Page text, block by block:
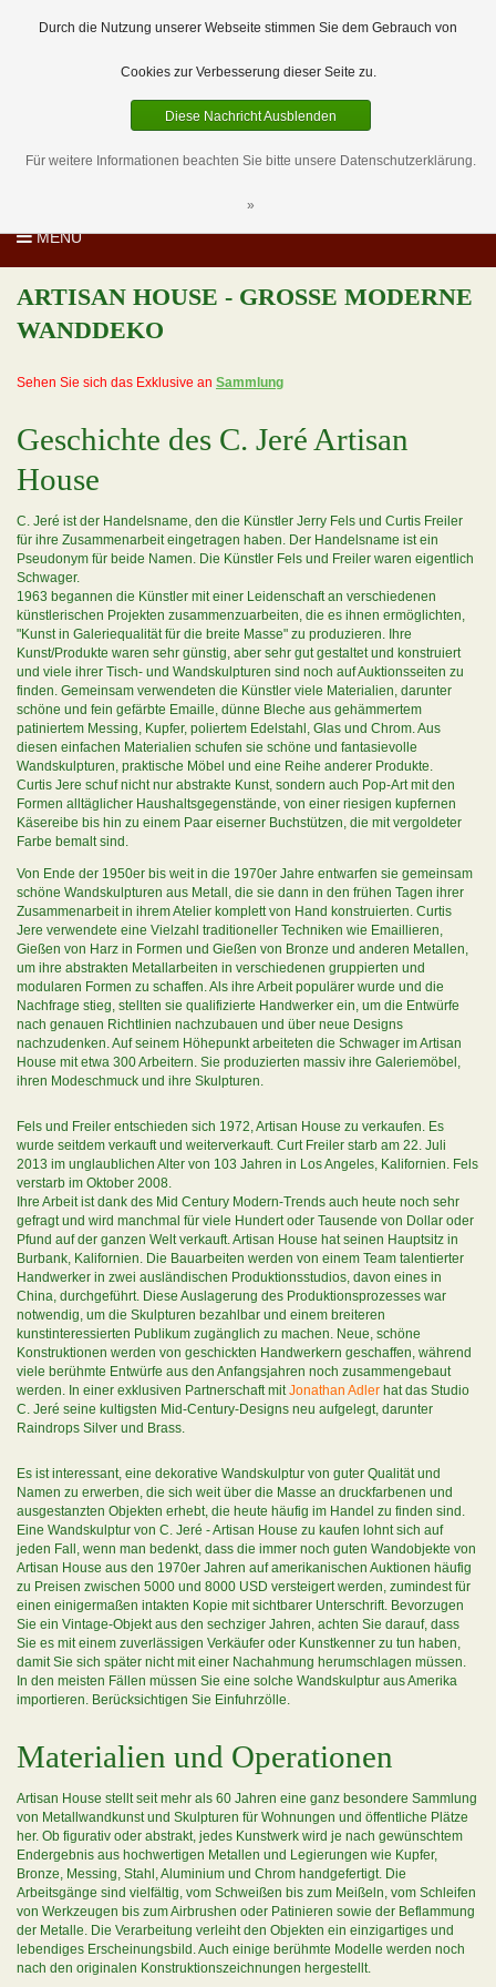
0 Artikel
DE
EUR
MENU
ARTISAN HOUSE - GROSSE MODERNE
WANDDEKO
Sehen Sie sich das Exklusive an Sammlung
Geschichte des C. Jeré Artisan
House
C. Jeré ist der Handelsname, den die Künstler Jerry Fels und Curtis Freiler
für ihre Zusammenarbeit eingetragen haben. Der Handelsname ist ein
Pseudonym für beide Namen. Die Künstler Fels und Freiler waren eigentlich
Schwager.
1963 begannen die Künstler mit einer Leidenschaft an verschiedenen
künstlerischen Projekten zusammenzuarbeiten, die es ihnen ermöglichten,
"Kunst in Galeriequalität für die breite Masse" zu produzieren. Ihre
Kunst/Produkte waren sehr günstig, aber sehr gut gestaltet und konstruiert
und viele ihrer Tisch- und Wandskulpturen sind noch auf Auktionsseiten zu
finden. Gemeinsam verwendeten die Künstler viele Materialien, darunter
schöne und fein gefärbte Emaille, dünne Bleche aus gehämmertem
patiniertem Messing, Kupfer, poliertem Edelstahl, Glas und Chrom. Aus
diesen einfachen Materialien schufen sie schöne und fantasievolle
Wandskulpturen, praktische Möbel und eine Reihe anderer Produkte.
Curtis Jere schuf nicht nur abstrakte Kunst, sondern auch Pop-Art mit den
Formen alltäglicher Haushaltsgegenstände, von einer riesigen kupfernen
Käsereibe bis hin zu einem Paar eiserner Buchstützen, die mit vergoldeter
Farbe bemalt sind.
Von Ende der 1950er bis weit in die 1970er Jahre entwarfen sie gemeinsam
schöne Wandskulpturen aus Metall, die sie dann in den frühen Tagen ihrer
Zusammenarbeit in ihrem Atelier komplett von Hand konstruierten. Curtis
Jere verwendete eine Vielzahl traditioneller Techniken wie Emaillieren,
Gießen von Harz in Formen und Gießen von Bronze und anderen Metallen,
um ihre abstrakten Metallarbeiten in verschiedenen gruppierten und
modularen Formen zu schaffen. Als ihre Arbeit populärer wurde und die
Nachfrage stieg, stellten sie qualifizierte Handwerker ein, um die Entwürfe
nach genauen Richtlinien nachzubauen und über neue Designs
nachzudenken. Auf seinem Höhepunkt arbeiteten die Schwager im Artisan
House mit etwa 300 Arbeitern. Sie produzierten massiv ihre Galeriemöbel,
ihren Modeschmuck und ihre Skulpturen.
Fels und Freiler entschieden sich 1972, Artisan House zu verkaufen. Es
wurde seitdem verkauft und weiterverkauft. Curt Freiler starb am 22. Juli
2013 im unglaublichen Alter von 103 Jahren in Los Angeles, Kalifornien. Fels
verstarb im Oktober 2008.
Ihre Arbeit ist dank des Mid Century Modern-Trends auch heute noch sehr
gefragt und wird manchmal für viele Hundert oder Tausende von Dollar oder
Pfund auf der ganzen Welt verkauft. Artisan House hat seinen Hauptsitz in
Burbank, Kalifornien. Die Bauarbeiten werden von einem Team talentierter
Handwerker in zwei ausländischen Produktionsstudios, davon eines in
China, durchgeführt. Diese Auslagerung des Produktionsprozesses war
notwendig, um die Skulpturen bezahlbar und einem breiteren
kunstinteressierten Publikum zugänglich zu machen. Neue, schöne
Konstruktionen werden von geschickten Handwerkern geschaffen, während
viele berühmte Entwürfe aus den Anfangsjahren noch zusammengebaut
werden. In einer exklusiven Partnerschaft mitJonathan Adler hat das Studio
C. Jeré seine kultigsten Mid-Century-Designs neu aufgelegt, darunter
Raindrops Silver und Brass.
Es ist interessant, eine dekorative Wandskulptur von guter Qualität und
Namen zu erwerben, die sich weit über die Masse an druckfarbenen und
ausgestanzten Objekten erhebt, die heute häufig im Handel zu finden sind.
Eine Wandskulptur von C. Jeré - Artisan House zu kaufen lohnt sich auf
jeden Fall, wenn man bedenkt, dass die immer noch guten Wandobjekte von
Artisan House aus den 1970er Jahren auf amerikanischen Auktionen häufig
zu Preisen zwischen 5000 und 8000 USD versteigert werden, zumindest für
einen einigermaßen intakten Kopie mit sichtbarer Unterschrift. Bevorzugen
Sie ein Vintage-Objekt aus den sechziger Jahren, achten Sie darauf, dass
Sie es mit einem zuverlässigen Verkäufer oder Kunstkenner zu tun haben,
damit Sie sich später nicht mit einer Nachahmung herumschlagen müssen.
In den meisten Fällen müssen Sie eine solche Wandskulptur aus Amerika
importieren. Berücksichtigen Sie Einfuhrzölle.
Materialien und Operationen
Artisan House stellt seit mehr als 60 Jahren eine ganz besondere Sammlung
von Metallwandkunst und Skulpturen für Wohnungen und öffentliche Plätze
her. Ob figurativ oder abstrakt, jedes Kunstwerk wird je nach gewünschtem
Endergebnis aus hochwertigen Metallen und Legierungen wie Kupfer,
Bronze, Messing, Stahl, Aluminium und Chrom handgefertigt. Die
Arbeitsgänge sind vielfältig, vom Schweißen bis zum Meißeln, vom Schleifen
von Werkzeugen bis zum Airbrushen oder Patinieren sowie der Beflammung
der Metalle. Die Verarbeitung verleiht den Objekten ein einzigartiges und
lebendiges Erscheinungsbild. Auch einige berühmte Modelle werden noch
nach den originalen Konstruktionszeichnungen hergestellt.
Durch die Nutzung unserer Webseite stimmen Sie dem Gebrauch von
Cookies zur Verbesserung dieser Seite zu.
Diese Nachricht Ausblenden
Für weitere Informationen beachten Sie bitte unsere Datenschutzerklärung.
»